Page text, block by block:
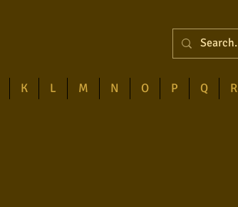
K L M N O P Q R